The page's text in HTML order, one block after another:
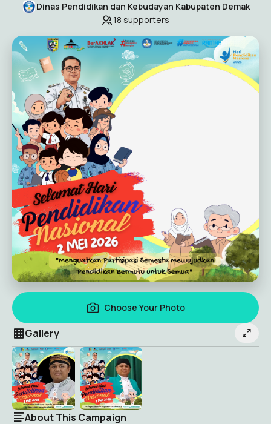
Dinas Pendidikan dan Kebudayan Kabupaten Demak
18 supporters
Choose Your Photo
Gallery
About This Campaign